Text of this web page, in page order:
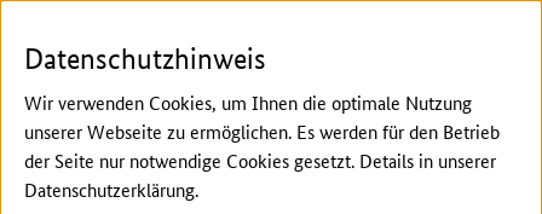
Hier beginnt der Hauptinhalt dieser Seite
Datenschutzhinweis
Wir verwenden Cookies, um Ihnen die optimale Nutzung
unserer Webseite zu ermöglichen. Es werden für den Betrieb
der Seite nur notwendige Cookies gesetzt. Details in unserer
Datenschutzerklärung.